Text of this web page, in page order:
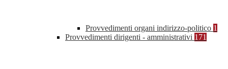
Provvedimenti organi indirizzo-politico 1
Provvedimenti dirigenti - amministrativi 171